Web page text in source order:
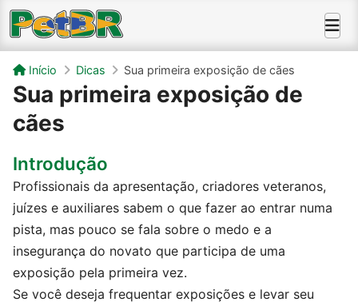
Início Dicas Sua primeira exposição de cães
Sua primeira exposição de
cães
Introdução
Profissionais da apresentação, criadores veteranos,
juízes e auxiliares sabem o que fazer ao entrar numa
pista, mas pouco se fala sobre o medo e a
insegurança do novato que participa de uma
exposição pela primeira vez.
Se você deseja frequentar exposições e levar seu